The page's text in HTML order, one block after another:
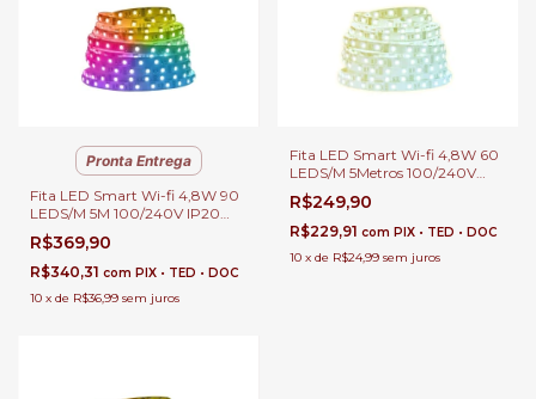
Pronta Entrega
Fita LED Smart Wi-fi 4,8W 90
LEDS/M 5M 100/240V IP20
RGB Para Quartos, Sala com
Tv e Quarto Infantil - Taschibra
R$369,90
R$340,31 com PIX • TED • DOC
10 x de R$36,99 sem juros
Fita LED Smart Wi-fi 4,8W 60
LEDS/M 5Metros 100/240V
IP20 Para Quartos, Sala com
TV e Quarto Infantil - Taschibra
R$249,90
R$229,91 com PIX • TED • DOC
10 x de R$24,99 sem juros